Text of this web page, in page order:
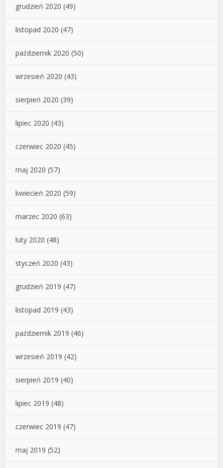
grudzień 2020 (49)
listopad 2020 (47)
październik 2020 (50)
wrzesień 2020 (43)
sierpień 2020 (39)
lipiec 2020 (43)
czerwiec 2020 (45)
maj 2020 (57)
kwiecień 2020 (59)
marzec 2020 (63)
luty 2020 (48)
styczeń 2020 (43)
grudzień 2019 (47)
listopad 2019 (43)
październik 2019 (46)
wrzesień 2019 (42)
sierpień 2019 (40)
lipiec 2019 (48)
czerwiec 2019 (47)
maj 2019 (52)